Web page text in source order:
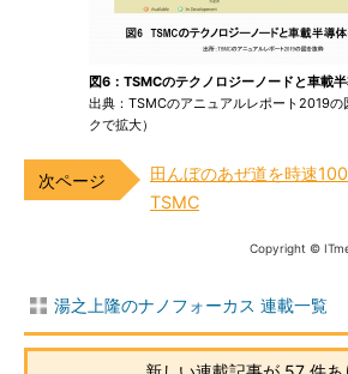
図6：TSMCのテクノロジーノードと車載
出典：TSMCのアニュアルレポート2019の
クで拡大）
田んぼのあぜ道を時速
TSMC
Copyright ©
湯之上隆のナノフォーカス 連載一覧